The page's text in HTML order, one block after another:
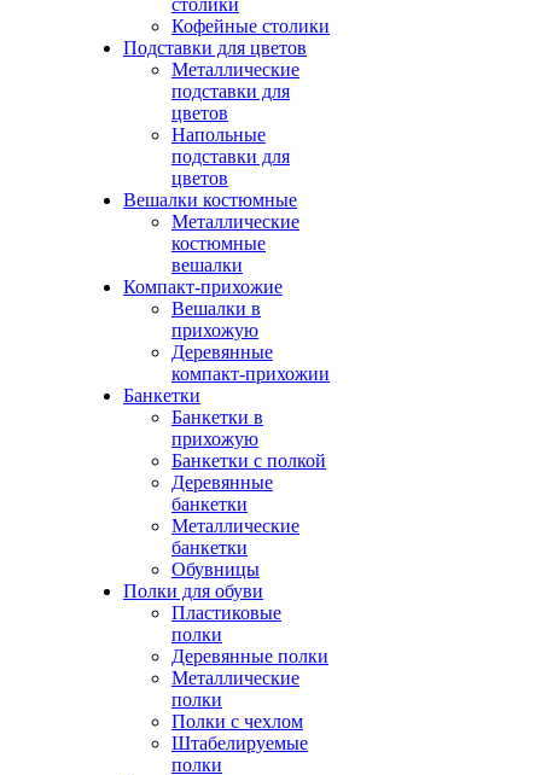
столики
Кофейные столики
Подставки для цветов
Металлические
подставки для
цветов
Напольные
подставки для
цветов
Вешалки костюмные
Металлические
костюмные
вешалки
Компакт-прихожие
Вешалки в
прихожую
Деревянные
компакт-прихожии
Банкетки
Банкетки в
прихожую
Банкетки с полкой
Деревянные
банкетки
Металлические
банкетки
Обувницы
Полки для обуви
Пластиковые
полки
Деревянные полки
Металлические
полки
Полки с чехлом
Штабелируемые
полки